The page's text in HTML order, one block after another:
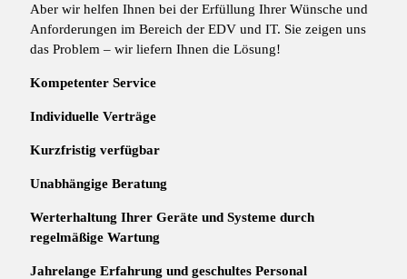
Aber wir helfen Ihnen bei der Erfüllung Ihrer Wünsche und
Anforderungen im Bereich der EDV und IT. Sie zeigen uns
das Problem – wir liefern Ihnen die Lösung!
Kompetenter Service
Individuelle Verträge
Kurzfristig verfügbar
Unabhängige Beratung
Werterhaltung Ihrer Geräte und Systeme durch
regelmäßige Wartung
Jahrelange Erfahrung und geschultes Personal